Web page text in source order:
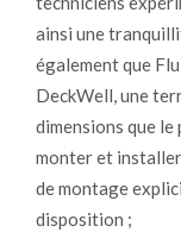
ainsi une
également que
DeckWell, une
dimensions que
monter et
de montage
disposition ;